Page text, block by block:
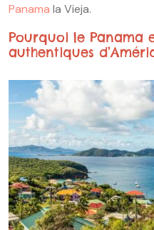
Panama la Vieja.
Pourquoi le Panama
authentiques